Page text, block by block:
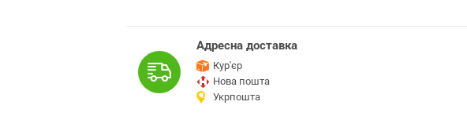
Адресна доставка
Кур'єр
Нова пошта
Укрпошта